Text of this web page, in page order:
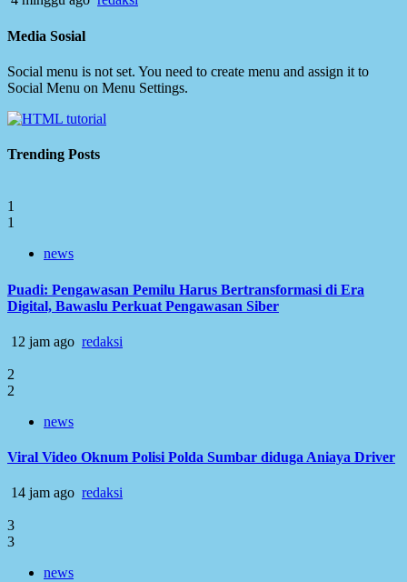
Media Sosial
Social menu is not set. You need to create menu and assign it to
Social Menu on Menu Settings.
Trending Posts
1
1
news
Puadi: Pengawasan Pemilu Harus Bertransformasi di Era
Digital, Bawaslu Perkuat Pengawasan Siber
12 jam ago redaksi
2
2
news
Viral Video Oknum Polisi Polda Sumbar diduga Aniaya Driver
14 jam ago redaksi
3
3
news